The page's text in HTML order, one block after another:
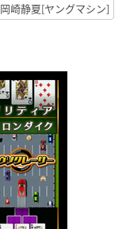
岡崎静夏[ヤングマシン]